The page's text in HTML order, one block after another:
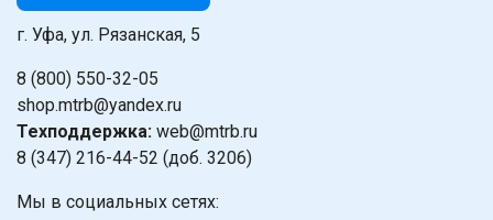
г. Уфа, ул. Рязанская, 5
8 (800) 550-32-05
shop.mtrb@yandex.ru
Техподдержка: web@mtrb.ru
8 (347) 216-44-52 (доб. 3206)
Мы в социальных сетях: